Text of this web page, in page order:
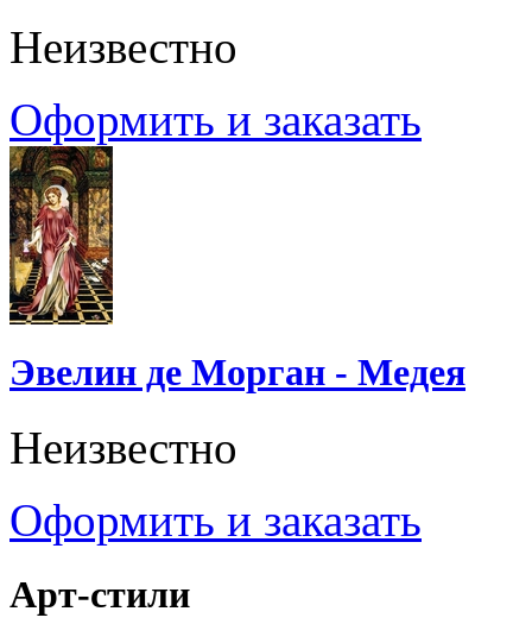
Неизвестно
Оформить и заказать
Эвелин де Морган - Медея
Неизвестно
Оформить и заказать
Арт-стили